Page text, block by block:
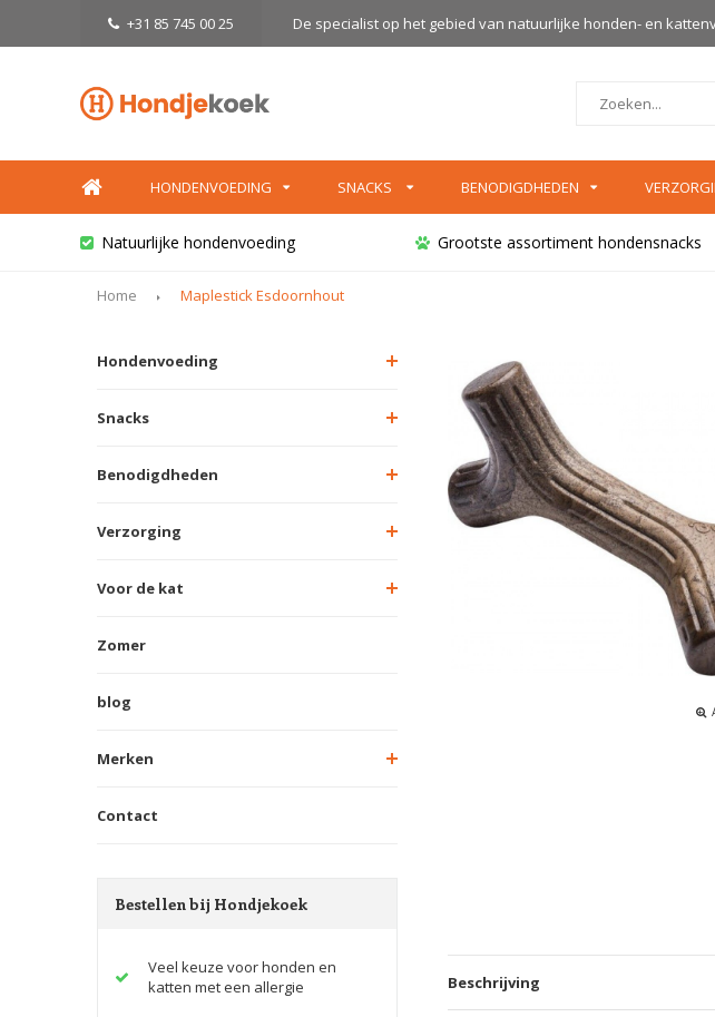
+31 85 745 00 25 De specialist op het gebied van natuurlijke honden- en
HONDENVOEDING SNACKS BENODIGDHEDEN
Natuurlijke hondenvoeding Grootste assortiment hondensnacks
Home Maplestick Esdoornhout
Hondenvoeding
Snacks
Benodigdheden
Verzorging
Voor de kat
Zomer
blog
Merken
Contact
Bestellen bij Hondjekoek
Veel keuze voor honden en
katten met een allergie
Beschrijving